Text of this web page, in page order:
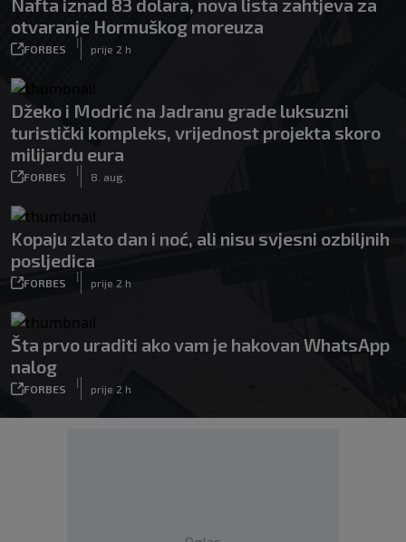
Nafta iznad 83 dolara, nova lista zahtjeva za
otvaranje Hormuškog moreuza
FORBES
|
prije 2 h
Džeko i Modrić na Jadranu grade luksuzni
turistički kompleks, vrijednost projekta skoro
milijardu eura
FORBES
|
8. aug.
Kopaju zlato dan i noć, ali nisu svjesni ozbiljnih
posljedica
FORBES
|
prije 2 h
Šta prvo uraditi ako vam je hakovan WhatsApp
nalog
FORBES
|
prije 2 h